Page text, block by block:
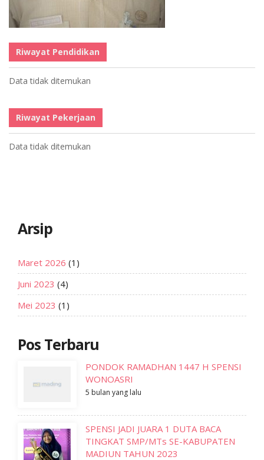
Riwayat Pendidikan
Data tidak ditemukan
Riwayat Pekerjaan
Data tidak ditemukan
Arsip
Maret 2026 (1)
Juni 2023 (4)
Mei 2023 (1)
Pos Terbaru
PONDOK RAMADHAN 1447 H SPENSI
WONOASRI
5 bulan yang lalu
SPENSI JADI JUARA 1 DUTA BACA
TINGKAT SMP/MTs SE-KABUPATEN
MADIUN TAHUN 2023